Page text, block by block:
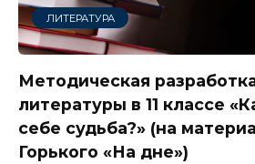
ЛИТЕРАТУРА
Методическая
литературы в 11 классе
себе судьба?» (на
Горького «На дне»)